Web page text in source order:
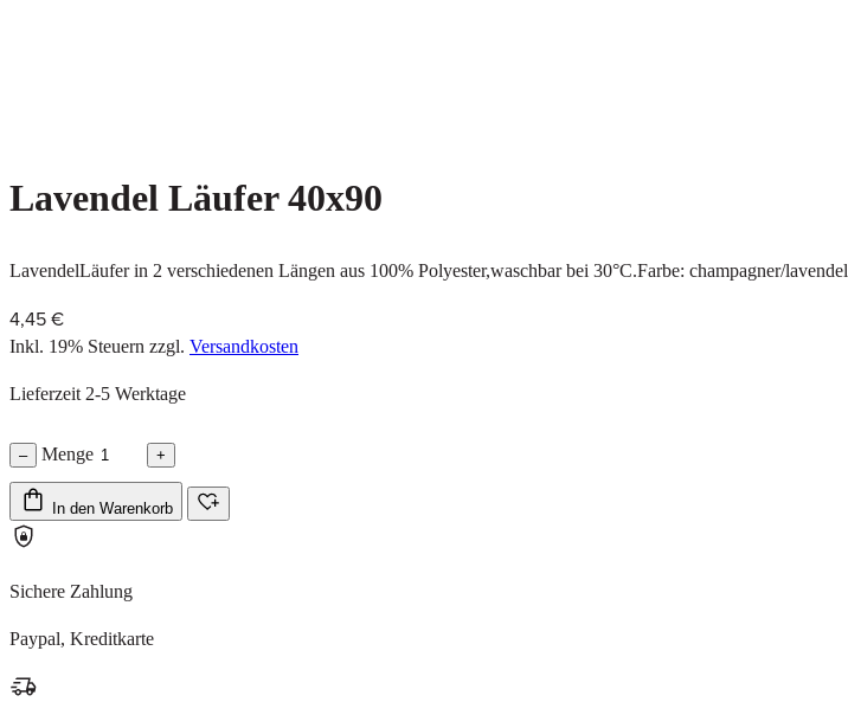
Lavendel Läufer 40x90
LavendelLäufer in 2 verschiedenen Längen aus 100% Polyester,waschbar bei 30°C.Farbe: champagner/lavendel
4,45 €
Inkl. 19% Steuern zzgl. Versandkosten
Lieferzeit 2-5 Werktage
– Menge +
In den Warenkorb
Sichere Zahlung
Paypal, Kreditkarte